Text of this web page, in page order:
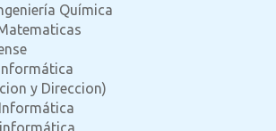
Química
y Direccion)